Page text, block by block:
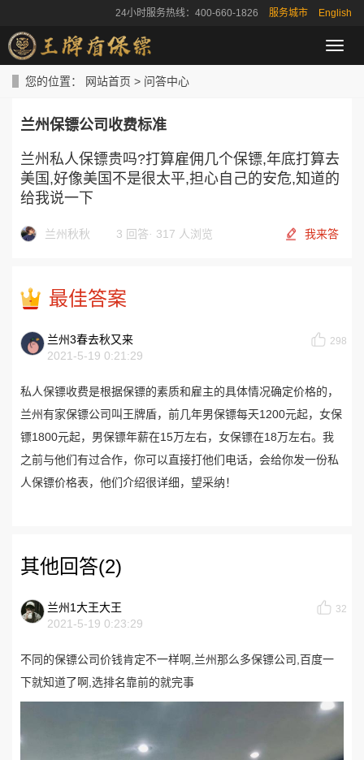
24小时服务热线：400-660-1826 服务城市 English
导
航
您的位置： 网站首页 > 问答中心
兰州保镖公司收费标准
兰州私人保镖贵吗?打算雇佣几个保镖,年底打算去
美国,好像美国不是很太平,担心自己的安危,知道的
给我说一下
兰州秋秋 3 回答· 317 人浏览 我来答
最佳答案
兰州3春去秋又来
2021-5-19 0:21:29
298
私人保镖收费是根据保镖的素质和雇主的具体情况确定价格的，
兰州有家保镖公司叫王牌盾，前几年男保镖每天1200元起，女保
镖1800元起，男保镖年薪在15万左右，女保镖在18万左右。我
之前与他们有过合作，你可以直接打他们电话，会给你发一份私
人保镖价格表，他们介绍很详细，望采纳！
其他回答(2)
兰州1大王大王
2021-5-19 0:23:29
32
不同的保镖公司价钱肯定不一样啊,兰州那么多保镖公司,百度一
下就知道了啊,选排名靠前的就完事